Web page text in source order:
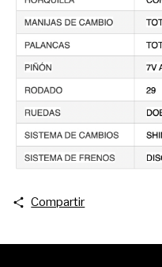
Compartir